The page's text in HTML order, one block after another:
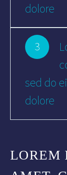
dolore
3
sed do
dolore
LOREM